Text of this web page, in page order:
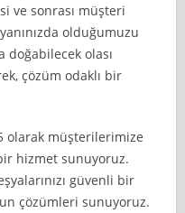
ve sonrası müşteri
olduğumuzu
doğabilecek olası
çözüm odaklı bir
olarak müşterilerimize
hizmet sunuyoruz.
güvenli bir
çözümleri sunuyoruz.